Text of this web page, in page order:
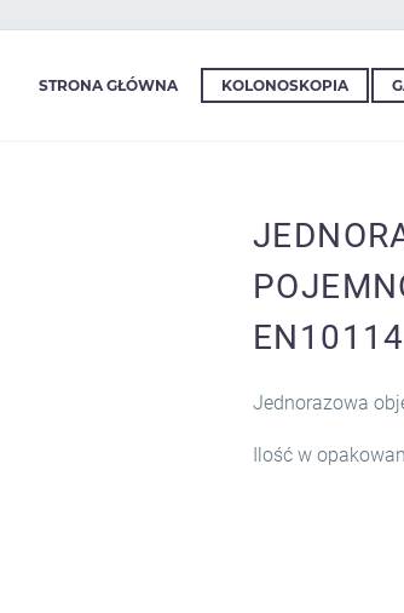
STRONA GŁÓWNA KOLONOSKOPIA
EN10114
Jednorazowa
Ilość w